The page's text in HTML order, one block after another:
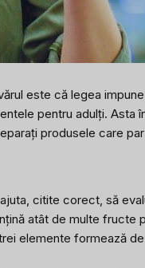
este că legea
pentru adulți. Asta
produsele care
citite corect, să
atât de multe fructe
elemente formează